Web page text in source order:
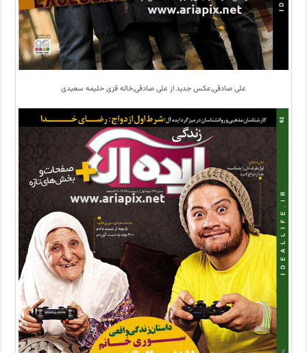
علی صادقی,عکس جدید از علی صادقی,خاله قزی حلیمه سعیدی